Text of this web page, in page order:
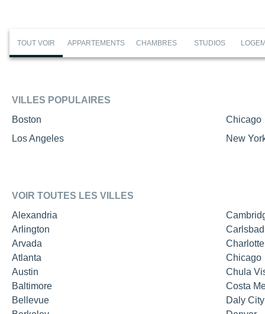
TOUT VOIR APPARTEMENTS CHAMBRES STUDIOS
VILLES POPULAIRES
Boston
Chicago
Los Angeles
New
VOIR TOUTES LES VILLES
Alexandria
Arlington
Arvada
Atlanta
Austin
Baltimore
Bellevue
Carlsbad
Charlotte
Chicago
Chula
Costa
Daly City